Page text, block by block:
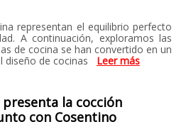
representan el equilibrio perfecto
A continuación, exploramos las
de cocina se han convertido en un
diseño de cocinas
Leer más
la cocción
con Cosentino